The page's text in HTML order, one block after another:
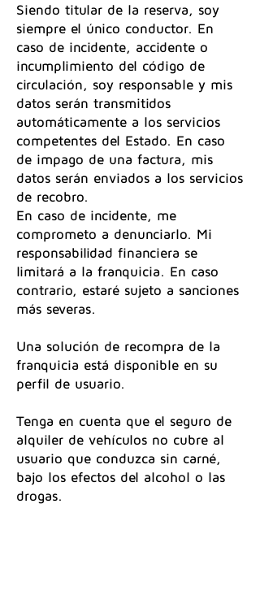
Siendo titular de la reserva, soy
siempre el único conductor. En
caso de incidente, accidente o
incumplimiento del código de
circulación, soy responsable y mis
datos serán transmitidos
automáticamente a los servicios
competentes del Estado. En caso
de impago de una factura, mis
datos serán enviados a los servicios
de recobro.
En caso de incidente, me
comprometo a denunciarlo. Mi
responsabilidad financiera se
limitará a la franquicia. En caso
contrario, estaré sujeto a sanciones
más severas.
Una solución de recompra de la
franquicia está disponible en su
perfil de usuario.
Tenga en cuenta que el seguro de
alquiler de vehículos no cubre al
usuario que conduzca sin carné,
bajo los efectos del alcohol o las
drogas.